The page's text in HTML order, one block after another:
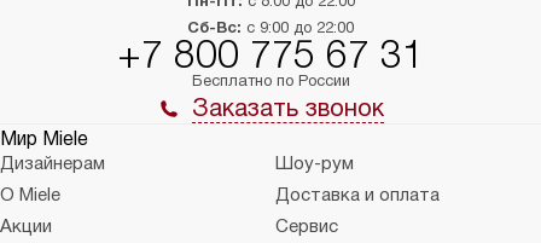
Сб-Вс: с 9:00 до 22:00
+7 800 775 67 31
Бесплатно по России
Заказать звонок
Мир Miele
Дизайнерам
Шоу-рум
О Miele
Доставка и оплата
Акции
Сервис